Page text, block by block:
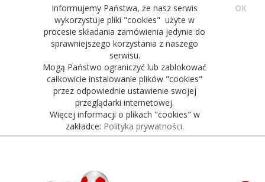
Informujemy Państwa, że nasz serwis
wykorzystuje pliki "cookies" użyte w
procesie składania zamówienia jedynie do
sprawniejszego korzystania z naszego
serwisu.
Mogą Państwo ograniczyć lub zablokować
całkowicie instalowanie plików "cookies"
przez odpowiednie ustawienie swojej
przeglądarki internetowej.
Więcej informacji o plikach "cookies" w
zakładce: Polityka prywatności.
OK